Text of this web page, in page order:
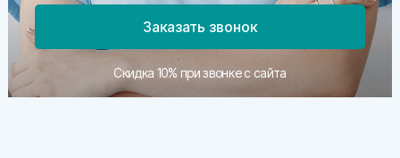
Заказать звонок
Скидка 10% при звонке с сайта